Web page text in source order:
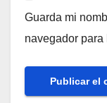
Guarda mi
navegador para